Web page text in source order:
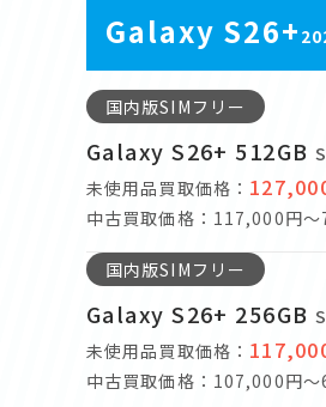
Galaxy S26+
国内版SIMフリー
Galaxy S26+ 512GB
未使用品買取価格：
中古買取価格：117,000円
国内版SIMフリー
Galaxy S26+ 256GB
未使用品買取価格：
中古買取価格：107,000円